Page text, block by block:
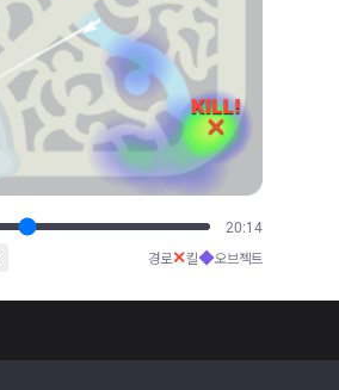
21:58
경로✕킬◆오브젝트